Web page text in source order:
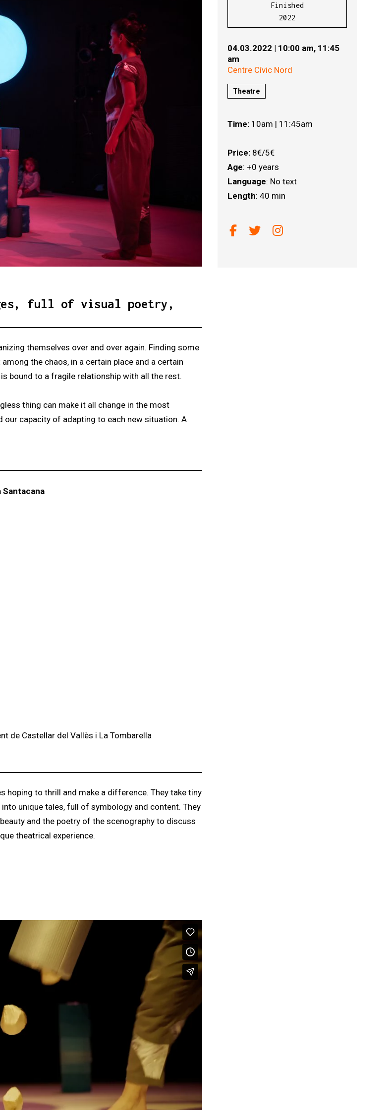
Finished
2022
04.03.2022 | 10:00 am, 11:45
am
Centre Cívic Nord
Theatre
Time: 10am | 11:45am
Price: 8€/5€
Age: +0 years
Language: No text
Length: 40 min
Link a facebook
Link a twitter
Link a instagram
full of visual poetry,
themselves over and over again. Finding some
the chaos, in a certain place and a certain
bound to a fragile relationship with all the rest.
thing can make it all change in the most
our capacity of adapting to each new situation. A
Santacana
de Castellar del Vallès i La Tombarella
hoping to thrill and make a difference. They take tiny
unique tales, full of symbology and content. They
and the poetry of the scenography to discuss
theatrical experience.